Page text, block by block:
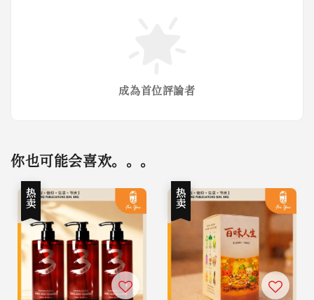
成為首位評論者
你也可能会喜欢。。。
热卖 热卖